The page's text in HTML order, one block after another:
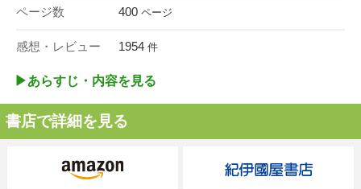
ページ数 400 ページ
感想・レビュー 1954 件
▶︎あらすじ・内容を見る
書店で詳細を見る